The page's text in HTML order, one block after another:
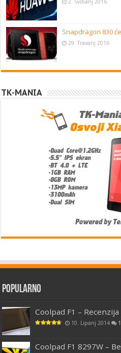
Snapdragon 830
29. Travanj 2016
TK-MANIA
Popularno
Coolpad F1 – Recenzija
10. Lipanj 2014
Coolpad F1 8297W –